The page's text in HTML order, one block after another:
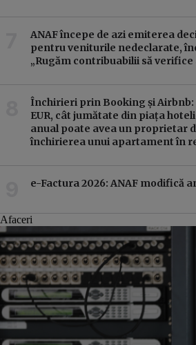
ANAF începe de azi emiterea
pentru veniturile nedeclarate,
„Rugăm contribuabilii să
Închirieri prin Booking și Airbnb:
EUR, cât jumătate din piața
anual poate avea un proprietar
închirierea unui apartament în
e-Factura 2026: ANAF modifică
Afaceri